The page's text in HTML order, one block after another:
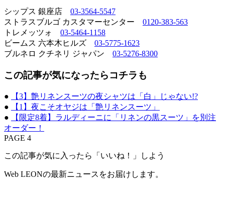
シップス 銀座店 03-3564-5547
ストラスブルゴ カスタマーセンター 0120-383-563
トレメッツォ 03-5464-1158
ビームス 六本木ヒルズ 03-5775-1623
ブルネロ クチネリ ジャパン 03-5276-8300
この記事が気になったらコチラも
●
【3】艶リネンスーツの夜シャツは「白」じゃない!?
●
【1】夜こそオヤジは「艶リネンスーツ」
●
【限定8着】ラルディーニに「リネンの黒スーツ」を別注
オーダー！
PAGE 4
この記事が気に入ったら「いいね！」しよう
Web LEONの最新ニュースをお届けします。